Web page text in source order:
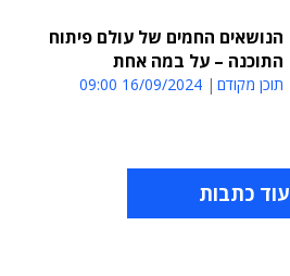
הנושאים החמים של עולם פיתוח
התוכנה – על במה אחת
תוכן מקודם 16/09/2024 09:00
עוד כתבות